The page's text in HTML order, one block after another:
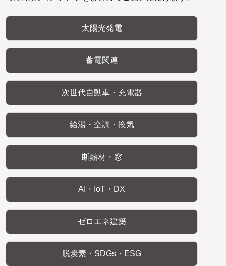
太陽光発電
蓄電関連
次世代自動車・充電器
給湯・空調・換気
断熱材・窓
AI・IoT・DX
ゼロエネ建築
脱炭素・SDGs・ESG